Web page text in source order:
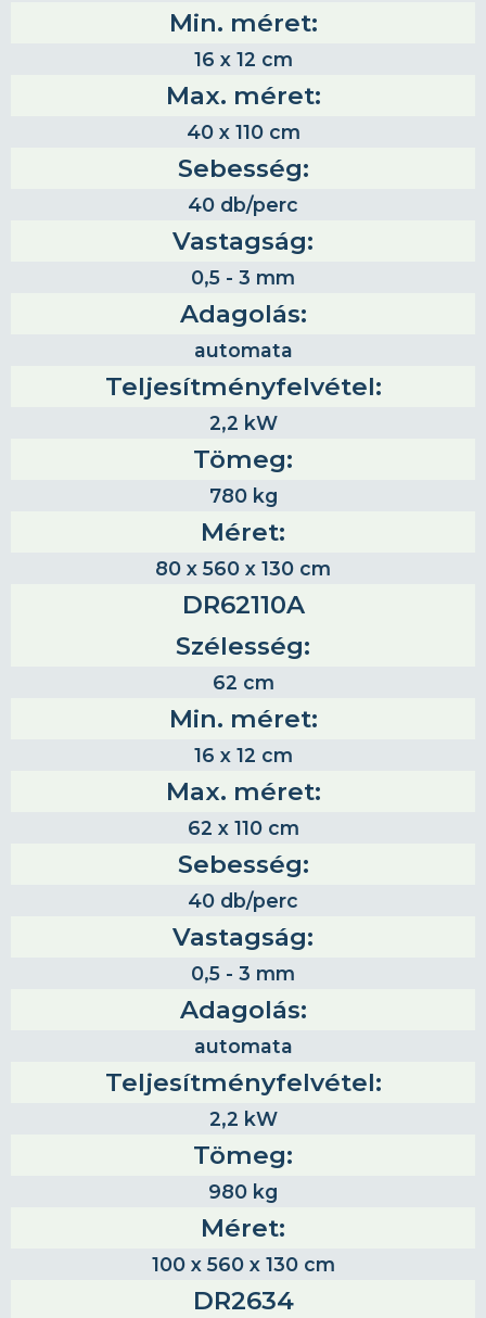
Min. méret:
16 x 12 cm
Max. méret:
40 x 110 cm
Sebesség:
40 db/perc
Vastagság:
0,5 - 3 mm
Adagolás:
automata
Teljesítményfelvétel:
2,2 kW
Tömeg:
780 kg
Méret:
80 x 560 x 130 cm
DR62110A
Szélesség:
62 cm
Min. méret:
16 x 12 cm
Max. méret:
62 x 110 cm
Sebesség:
40 db/perc
Vastagság:
0,5 - 3 mm
Adagolás:
automata
Teljesítményfelvétel:
2,2 kW
Tömeg:
980 kg
Méret:
100 x 560 x 130 cm
DR2634